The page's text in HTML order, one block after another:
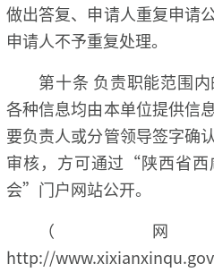
做出答复、申请人重复申请
申请人不予重复处理。
第十条 负责职能范围
各种信息均由本单位提供信
要负责人或分管领导签字确
审核，方可通过“陕西省西
会”门户网站公开。
（
http://